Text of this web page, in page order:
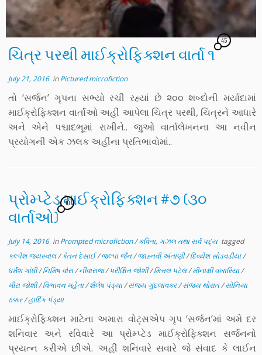
ચિત્ર પરથી માઈક્રોફિક્શન વાર્તા ૧
45
July 21, 2016inPictured microfiction
તો ‘સર્જન’ ગૃપના સભ્યો રચી રહ્યાં છે ૨૦૦ શબ્દોની મર્યાદામાં
માઈક્રોફિક્શન વાર્તાઓ અહીં આપેલા ચિત્ર પરથી, ચિત્રને આધારે
અને એને પશ્ચાદભૂમાં રાખીને.. જુઓ વાર્તાલેખનના આ નવીન
પ્રયોગની એક ઝલક અહીંના પ્રતિભાવોમાં..
પ્રોમ્પ્ટેડ માઈક્રોફિક્શન #૭ (૩૦
વાર્તાઓ)
10
July 14, 2016inPrompted microfiction/કવિતા, ગઝલ તથા સર્વ પદ્ય tagged
કલ્પેશ જયસ્વાલ/કેતન દેસાઈ/જલ્પા જૈન/જાહ્નવી અંતાણી/દિવ્યેશ સોડવડીયા/
ધર્મેશ ગાંધી/નિમિષ વોરા/નીવારાજ/પરીક્ષિત જોશી/મિત્તલ પટેલ/મીનાક્ષી વખારિયા/
મીરા જોશી/વિભાવન મહેતા/શૈલેષ પંડ્યા/સંજય ગુંદલાવકર/સંજય થોરાત/સોનિયા
ઠક્કર/હાર્દિક પંડ્યા
માઈક્રોફિક્શન માટેના અમારા વોટ્સએપ ગૃપ ‘સર્જન’માં અમે દર
શનિવાર અને રવિવારે આ પ્રોમ્પ્ટેડ માઈક્રોફિક્શન સર્જનનો
પ્રયત્ન કરીએ છીએ. અહીં શનિવારે સવારે જે સંવાદ કે લાઈન